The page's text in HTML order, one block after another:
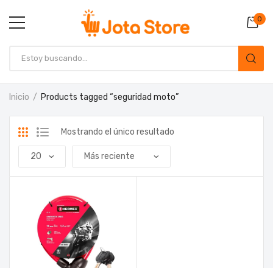
0
Inicio Products tagged “seguridad moto”
Mostrando el único resultado